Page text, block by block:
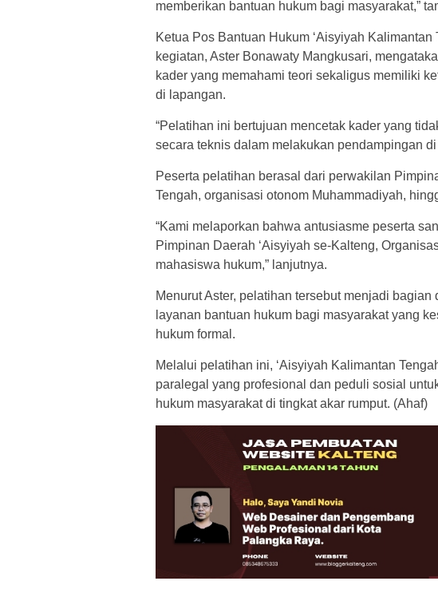
memberikan bantuan hukum bagi masyarakat,”
Ketua Pos Bantuan Hukum ‘Aisyiyah
kegiatan, Aster Bonawaty Mangkusari,
kader yang memahami teori sekaligus memiliki
di lapangan.
“Pelatihan ini bertujuan mencetak kader yang
secara teknis dalam melakukan pendampingan
Peserta pelatihan berasal dari perwakilan
Tengah, organisasi otonom Muhammadiyah,
“Kami melaporkan bahwa antusiasme peserta
Pimpinan Daerah ‘Aisyiyah se-Kalteng,
mahasiswa hukum,” lanjutnya.
Menurut Aster, pelatihan tersebut menjadi
layanan bantuan hukum bagi masyarakat yang
hukum formal.
Melalui pelatihan ini, ‘Aisyiyah Kalimantan
paralegal yang profesional dan peduli sosial
hukum masyarakat di tingkat akar rumput. (Ahaf)